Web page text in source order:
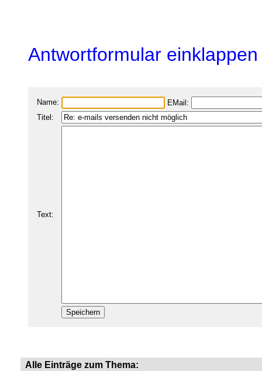
Antwortformular einklappen
Name:
EMail:
Titel:
Text:
Alle Einträge zum Thema: